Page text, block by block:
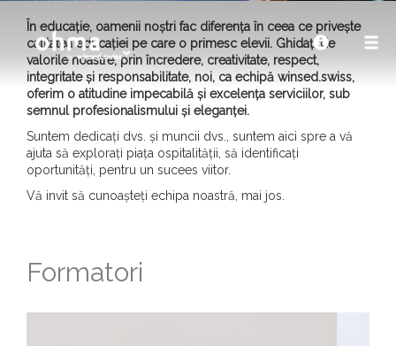
În educație, oamenii noștri fac diferența în ceea ce privește
calitatea educației pe care o primesc elevii. Ghidați de
valorile noastre, prin încredere, creativitate, respect,
integritate și responsabilitate, noi, ca echipă winsed.swiss,
oferim o atitudine impecabilă și excelența serviciilor, sub
semnul profesionalismului și eleganței.
Suntem dedicați dvs. și muncii dvs., suntem aici spre a vă
ajuta să explorați piața ospitalității, să identificați
oportunități, pentru un sucees viitor.
Vă invit să cunoașteți echipa noastră, mai jos.
Formatori